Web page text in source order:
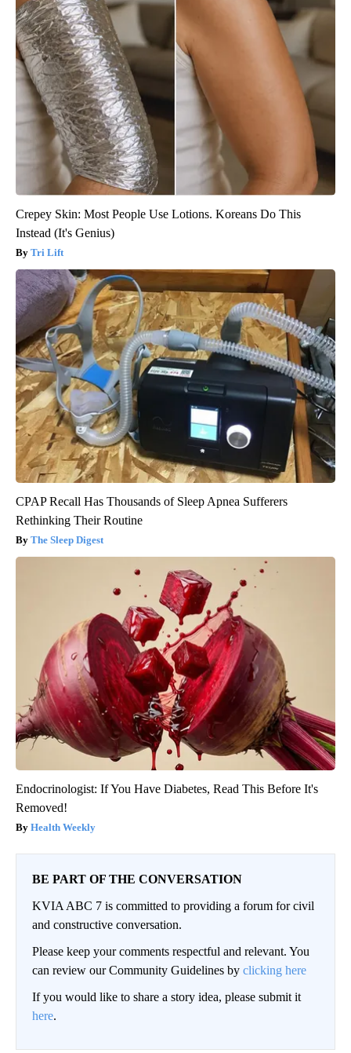
Crepey Skin: Most People Use Lotions. Koreans Do This
Instead (It's Genius)
Tri Lift
CPAP Recall Has Thousands of Sleep Apnea Sufferers
Rethinking Their Routine
The Sleep Digest
Endocrinologist: If You Have Diabetes, Read This Before It's
Removed!
Health Weekly
BE PART OF THE CONVERSATION
KVIA ABC 7 is committed to providing a forum for civil
and constructive conversation.
Please keep your comments respectful and relevant. You
can review our Community Guidelines by clicking here
If you would like to share a story idea, please submit it
here.